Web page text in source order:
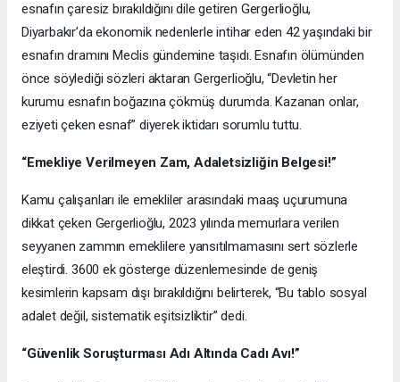
esnafın çaresiz bırakıldığını dile getiren Gergerlioğlu,
Diyarbakır’da ekonomik nedenlerle intihar eden 42 yaşındaki bir
esnafın dramını Meclis gündemine taşıdı. Esnafın ölümünden
önce söylediği sözleri aktaran Gergerlioğlu, “Devletin her
kurumu esnafın boğazına çökmüş durumda. Kazanan onlar,
eziyeti çeken esnaf” diyerek iktidarı sorumlu tuttu.
“Emekliye Verilmeyen Zam, Adaletsizliğin Belgesi!”
Kamu çalışanları ile emekliler arasındaki maaş uçurumuna
dikkat çeken Gergerlioğlu, 2023 yılında memurlara verilen
seyyanen zammın emeklilere yansıtılmamasını sert sözlerle
eleştirdi. 3600 ek gösterge düzenlemesinde de geniş
kesimlerin kapsam dışı bırakıldığını belirterek, “Bu tablo sosyal
adalet değil, sistematik eşitsizliktir” dedi.
“Güvenlik Soruşturması Adı Altında Cadı Avı!”